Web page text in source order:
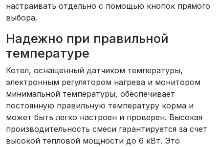
настраивать отдельно с помощью кнопок прямого
выбора.
Надежно при правильной
температуре
Котел, оснащенный датчиком температуры,
электронным регулятором нагрева и монитором
минимальной температуры, обеспечивает
постоянную правильную температуру корма и
может быть легко настроен и проверен. Высокая
производительность смеси гарантируется за счет
высокой тепловой мощности до 6 кВт. Это